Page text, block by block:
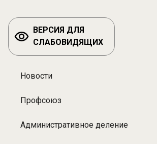
ВЕРСИЯ ДЛЯ
СЛАБОВИДЯЩИХ
Новости
Профсоюз
Административное деление